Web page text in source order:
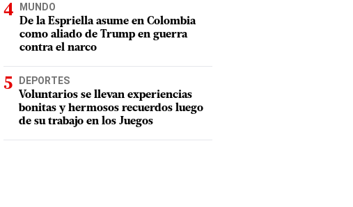
MUNDO
De la Espriella asume en Colombia
como aliado de Trump en guerra
contra el narco
DEPORTES
Voluntarios se llevan experiencias
bonitas y hermosos recuerdos luego
de su trabajo en los Juegos